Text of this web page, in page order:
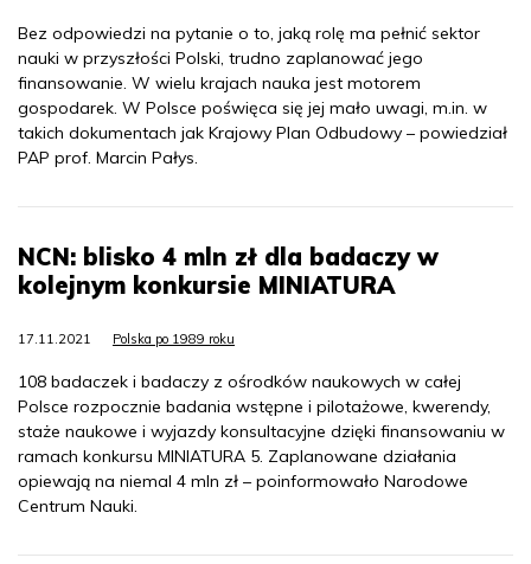
Bez odpowiedzi na pytanie o to, jaką rolę ma pełnić sektor
nauki w przyszłości Polski, trudno zaplanować jego
finansowanie. W wielu krajach nauka jest motorem
gospodarek. W Polsce poświęca się jej mało uwagi, m.in. w
takich dokumentach jak Krajowy Plan Odbudowy – powiedział
PAP prof. Marcin Pałys.
NCN: blisko 4 mln zł dla badaczy w
kolejnym konkursie MINIATURA
17.11.2021 Polska po 1989 roku
108 badaczek i badaczy z ośrodków naukowych w całej
Polsce rozpocznie badania wstępne i pilotażowe, kwerendy,
staże naukowe i wyjazdy konsultacyjne dzięki finansowaniu w
ramach konkursu MINIATURA 5. Zaplanowane działania
opiewają na niemal 4 mln zł – poinformowało Narodowe
Centrum Nauki.